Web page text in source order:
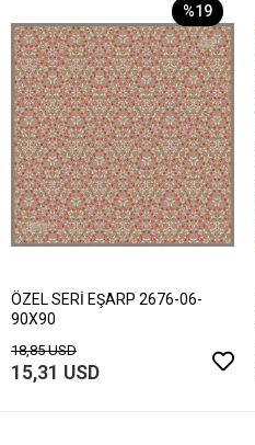
%19
ÖZEL SERİ EŞARP 2676-06-
90X90
18,85 USD
15,31 USD